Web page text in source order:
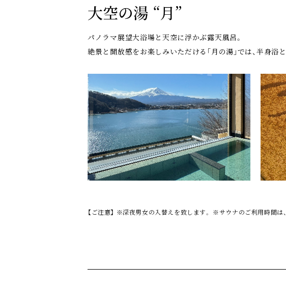
大空の湯 “月”
パノラマ展望大浴場と天空に浮かぶ露天風呂。
絶景と開放感をお楽しみいただける｢月の湯｣では、半身浴
【ご注意】 ※深夜男女の入替えを致します。 ※サウナのご利用時間は